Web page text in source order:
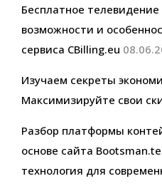
Бесплатное
возможности и
сервиса CBilling.eu
Изучаем секреты
Максимизируйте свои
Разбор платформы
основе сайта
технология для